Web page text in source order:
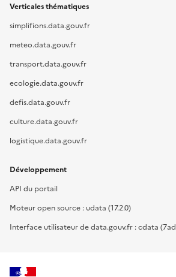
Verticales thématiques
simplifions.data.gouv.fr
meteo.data.gouv.fr
transport.data.gouv.fr
ecologie.data.gouv.fr
defis.data.gouv.fr
culture.data.gouv.fr
logistique.data.gouv.fr
Développement
API du portail
Moteur open source : udata (17.2.0)
Interface utilisateur de data.gouv.fr : cdata